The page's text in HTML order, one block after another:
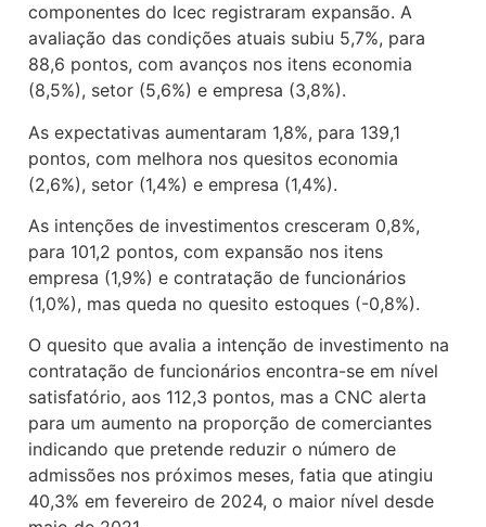
componentes do Icec registraram expansão. A
avaliação das condições atuais subiu 5,7%, para
88,6 pontos, com avanços nos itens economia
(8,5%), setor (5,6%) e empresa (3,8%).
As expectativas aumentaram 1,8%, para 139,1
pontos, com melhora nos quesitos economia
(2,6%), setor (1,4%) e empresa (1,4%).
As intenções de investimentos cresceram 0,8%,
para 101,2 pontos, com expansão nos itens
empresa (1,9%) e contratação de funcionários
(1,0%), mas queda no quesito estoques (-0,8%).
O quesito que avalia a intenção de investimento na
contratação de funcionários encontra-se em nível
satisfatório, aos 112,3 pontos, mas a CNC alerta
para um aumento na proporção de comerciantes
indicando que pretende reduzir o número de
admissões nos próximos meses, fatia que atingiu
40,3% em fevereiro de 2024, o maior nível desde